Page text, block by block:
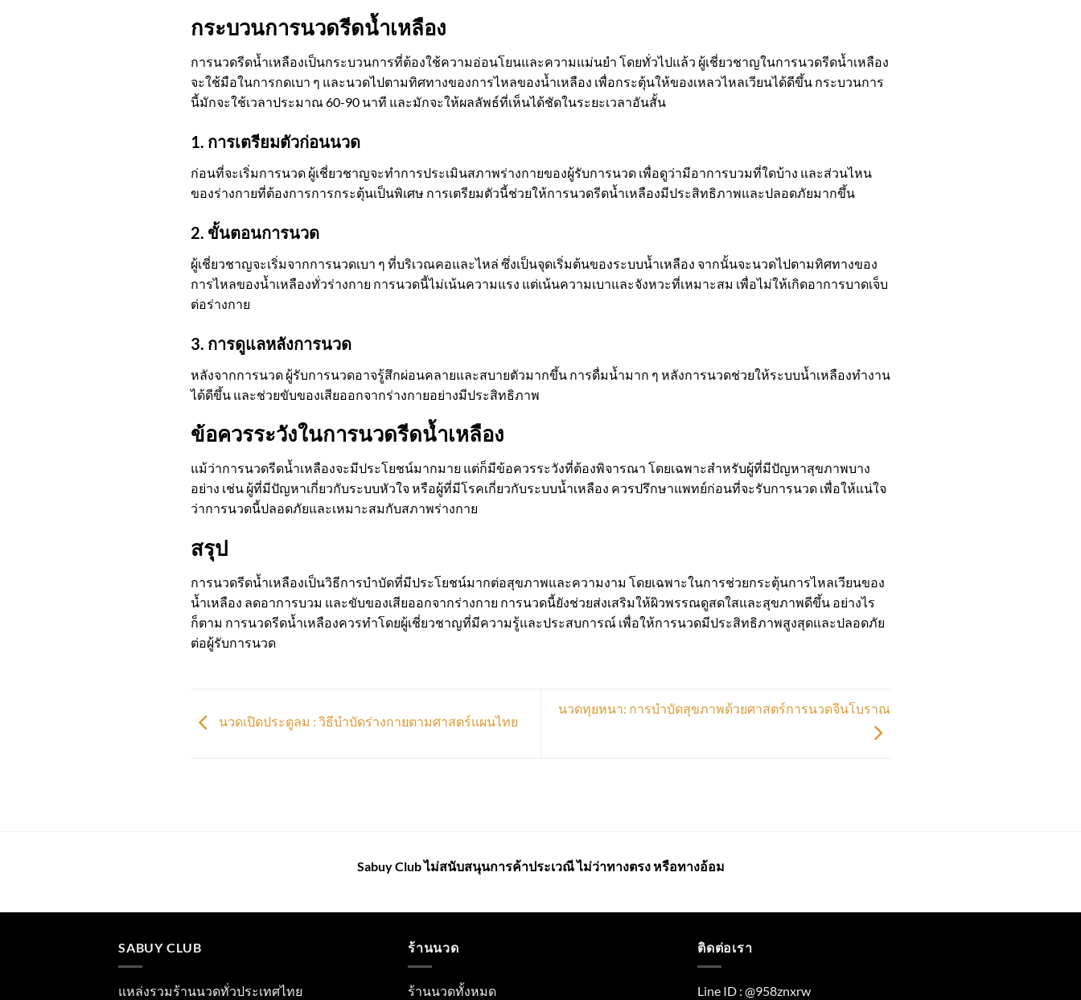
กระบวนการนวดรีดน้ำเหลือง
การนวดรีดน้ำเหลืองเป็นกระบวนการที่ต้องใช้ความอ่อนโยนและความแม่นยำ โดยทั่วไปแล้ว ผู้เชี่ยวชาญในการนวดรีดน้ำเหลือง
จะใช้มือในการกดเบา ๆ และนวดไปตามทิศทางของการไหลของน้ำเหลือง เพื่อกระตุ้นให้ของเหลวไหลเวียนได้ดีขึ้น กระบวนการ
นี้มักจะใช้เวลาประมาณ 60-90 นาที และมักจะให้ผลลัพธ์ที่เห็นได้ชัดในระยะเวลาอันสั้น
1. การเตรียมตัวก่อนนวด
ก่อนที่จะเริ่มการนวด ผู้เชี่ยวชาญจะทำการประเมินสภาพร่างกายของผู้รับการนวด เพื่อดูว่ามีอาการบวมที่ใดบ้าง และส่วนไหน
ของร่างกายที่ต้องการการกระตุ้นเป็นพิเศษ การเตรียมตัวนี้ช่วยให้การนวดรีดน้ำเหลืองมีประสิทธิภาพและปลอดภัยมากขึ้น
2. ขั้นตอนการนวด
ผู้เชี่ยวชาญจะเริ่มจากการนวดเบา ๆ ที่บริเวณคอและไหล่ ซึ่งเป็นจุดเริ่มต้นของระบบน้ำเหลือง จากนั้นจะนวดไปตามทิศทางของ
การไหลของน้ำเหลืองทั่วร่างกาย การนวดนี้ไม่เน้นความแรง แต่เน้นความเบาและจังหวะที่เหมาะสม เพื่อไม่ให้เกิดอาการบาดเจ็บ
ต่อร่างกาย
3. การดูแลหลังการนวด
หลังจากการนวด ผู้รับการนวดอาจรู้สึกผ่อนคลายและสบายตัวมากขึ้น การดื่มน้ำมาก ๆ หลังการนวดช่วยให้ระบบน้ำเหลืองทำงาน
ได้ดีขึ้น และช่วยขับของเสียออกจากร่างกายอย่างมีประสิทธิภาพ
ข้อควรระวังในการนวดรีดน้ำเหลือง
แม้ว่าการนวดรีดน้ำเหลืองจะมีประโยชน์มากมาย แต่ก็มีข้อควรระวังที่ต้องพิจารณา โดยเฉพาะสำหรับผู้ที่มีปัญหาสุขภาพบาง
อย่าง เช่น ผู้ที่มีปัญหาเกี่ยวกับระบบหัวใจ หรือผู้ที่มีโรคเกี่ยวกับระบบน้ำเหลือง ควรปรึกษาแพทย์ก่อนที่จะรับการนวด เพื่อให้แน่ใจ
ว่าการนวดนี้ปลอดภัยและเหมาะสมกับสภาพร่างกาย
สรุป
การนวดรีดน้ำเหลืองเป็นวิธีการบำบัดที่มีประโยชน์มากต่อสุขภาพและความงาม โดยเฉพาะในการช่วยกระตุ้นการไหลเวียนของ
น้ำเหลือง ลดอาการบวม และขับของเสียออกจากร่างกาย การนวดนี้ยังช่วยส่งเสริมให้ผิวพรรณดูสดใสและสุขภาพดีขึ้น อย่างไร
ก็ตาม การนวดรีดน้ำเหลืองควรทำโดยผู้เชี่ยวชาญที่มีความรู้และประสบการณ์ เพื่อให้การนวดมีประสิทธิภาพสูงสุดและปลอดภัย
ต่อผู้รับการนวด
นวดเปิดประตูลม : วิธีบำบัดร่างกายตามศาสตร์แผนไทย
นวดทุยหนา: การบำบัดสุขภาพด้วยศาสตร์การนวดจีนโบราณ
Sabuy Club ไม่สนับสนุนการค้าประเวณี ไม่ว่าทางตรง หรือทางอ้อม
SABUY CLUB
แหล่งรวมร้านนวดทั่วประเทศไทย
ร้านนวด
ร้านนวดทั้งหมด
ติดต่อเรา
Line ID : @958znxrw